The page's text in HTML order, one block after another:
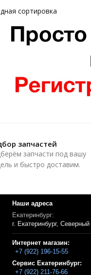
запчастей
запчасти под вашу
и быстро доставим.
Наши адреса
Екатеринбург:
г. Екатеринбург,
Интернет магазин:
+7 (922) 196-15-55
Сервис Екатеринбург:
+7 (922) 211-76-66